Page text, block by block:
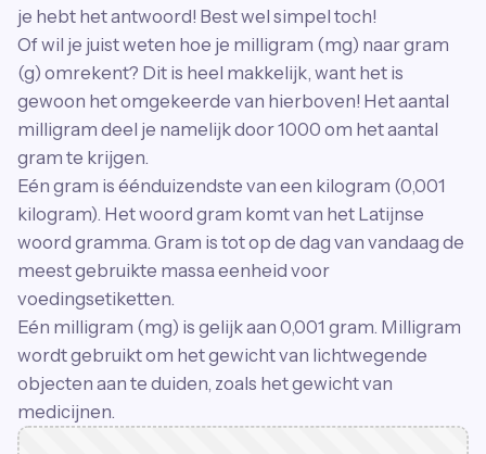
je hebt het antwoord! Best wel simpel toch!
Of wil je juist weten hoe je milligram (mg) naar gram
(g) omrekent? Dit is heel makkelijk, want het is
gewoon het omgekeerde van hierboven! Het aantal
milligram deel je namelijk door 1000 om het aantal
gram te krijgen.
Eén gram is éénduizendste van een kilogram (0,001
kilogram). Het woord gram komt van het Latijnse
woord gramma. Gram is tot op de dag van vandaag de
meest gebruikte massa eenheid voor
voedingsetiketten.
Eén milligram (mg) is gelijk aan 0,001 gram. Milligram
wordt gebruikt om het gewicht van lichtwegende
objecten aan te duiden, zoals het gewicht van
medicijnen.